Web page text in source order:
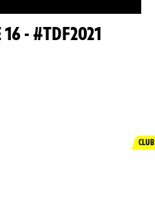
16 - #TDF2021
CLUB